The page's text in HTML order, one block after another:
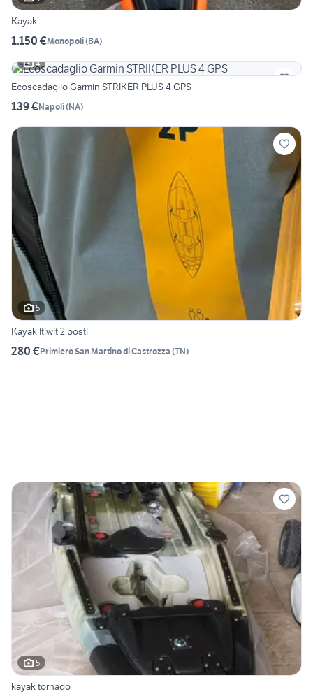
Kayak
1.150 €Monopoli(BA)
4
Ecoscadaglio Garmin STRIKER PLUS 4 GPS
139 €Napoli(NA)
5
Kayak Itiwit 2 posti
280 €Primiero San Martino di Castrozza (TN)
5
kayak tornado